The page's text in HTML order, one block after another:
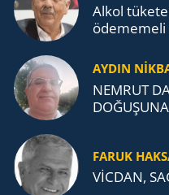
Alkol
öde­me­me­li
AYDIN
NEMRUT
FARUK
VİCDAN,